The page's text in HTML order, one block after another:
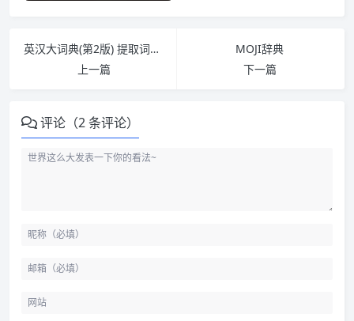
英汉大词典(第2版) 提取词组版
上一篇
MOJI辞典
下一篇
评论（2 条评论）